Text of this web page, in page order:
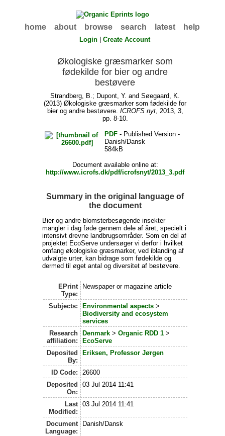
home about browse search latest help
Login |Create Account
Økologiske græsmarker som
fødekilde for bier og andre
bestøvere
Strandberg, B.; Dupont, Y. andSøegaard, K.
(2013) Økologiske græsmarker som fødekilde for
bier og andre bestøvere. ICROFS nyt, 2013, 3,
pp. 8-10.
PDF- Published Version -
Danish/Dansk
584kB
Document available online at:
http://www.icrofs.dk/pdf/icrofsnyt/2013_3.pdf
Summary in the original language of
the document
Bier og andre blomsterbesøgende insekter
mangler i dag føde gennem dele af året, specielt i
intensivt drevne landbrugsområder. Som en del af
projektet EcoServe undersøger vi derfor i hvilket
omfang økologiske græsmarker, ved iblanding af
udvalgte urter, kan bidrage som fødekilde og
dermed til øget antal og diversitet af bestøvere.
EPrint
Type:
Newspaper or magazine article
Subjects: Environmental aspects >
Biodiversity and ecosystem
services
Research
affiliation:
Denmark >Organic RDD 1 >
EcoServe
Deposited
By:
Eriksen, Professor Jørgen
ID Code:
26600
Deposited
On:
03 Jul 2014 11:41
Last
Modified:
03 Jul 2014 11:41
Document
Language:
Danish/Dansk